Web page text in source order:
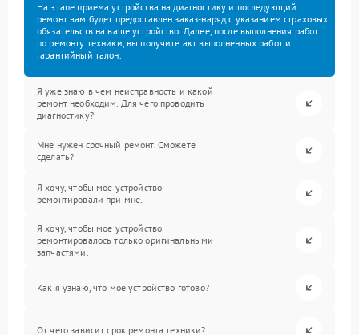
На этапе приема устройства на диагностику и последующий
ремонт вам будет предоставлен заказ-наряд с указанием страховых
обязательств на ваше устройство. Далее, после выполнения работ
по ремонту техники, вы получите акт выполненных работ и
гарантийный талон.
Я уже знаю в чем неисправность и какой
ремонт необходим. Для чего проводить
диагностику?
Мне нужен срочный ремонт. Сможете
сделать?
Я хочу, чтобы мое устройство
ремонтировали при мне.
Я хочу, чтобы мое устройство
ремонтировалось только оригинальными
запчастями.
Как я узнаю, что мое устройство готово?
От чего зависит срок ремонта техники?